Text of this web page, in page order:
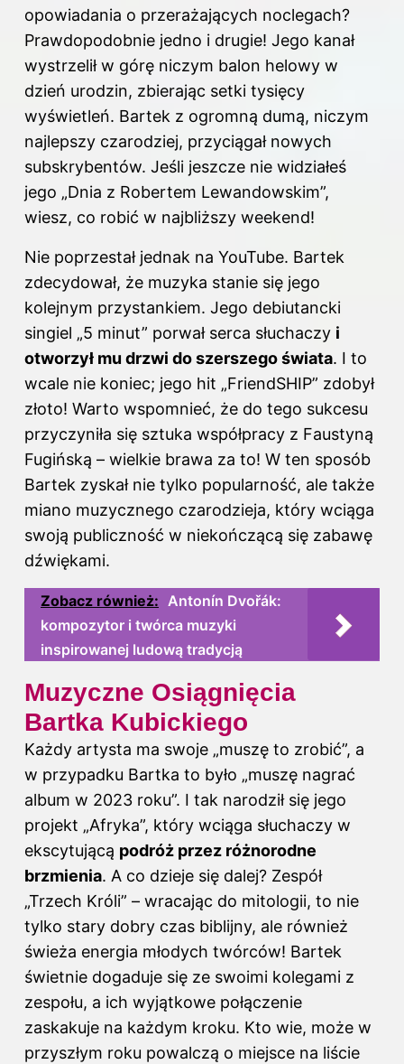
opowiadania o przerażających noclegach?
Prawdopodobnie jedno i drugie! Jego kanał
wystrzelił w górę niczym balon helowy w
dzień urodzin, zbierając setki tysięcy
wyświetleń. Bartek z ogromną dumą, niczym
najlepszy czarodziej, przyciągał nowych
subskrybentów. Jeśli jeszcze nie widziałeś
jego „Dnia z Robertem Lewandowskim”,
wiesz, co robić w najbliższy weekend!
Nie poprzestał jednak na YouTube. Bartek
zdecydował, że muzyka stanie się jego
kolejnym przystankiem. Jego debiutancki
singiel „5 minut” porwał serca słuchaczy i
otworzył mu drzwi do szerszego świata. I to
wcale nie koniec; jego hit „FriendSHIP” zdobył
złoto! Warto wspomnieć, że do tego sukcesu
przyczyniła się sztuka współpracy z Faustyną
Fugińską – wielkie brawa za to! W ten sposób
Bartek zyskał nie tylko popularność, ale także
miano muzycznego czarodzieja, który wciąga
swoją publiczność w niekończącą się zabawę
dźwiękami.
Zobacz również: Antonín Dvořák:
kompozytor i twórca muzyki
inspirowanej ludową tradycją
Muzyczne Osiągnięcia
Bartka Kubickiego
Każdy artysta ma swoje „muszę to zrobić”, a
w przypadku Bartka to było „muszę nagrać
album w 2023 roku”. I tak narodził się jego
projekt „Afryka”, który wciąga słuchaczy w
ekscytującą podróż przez różnorodne
brzmienia. A co dzieje się dalej? Zespół
„Trzech Króli” – wracając do mitologii, to nie
tylko stary dobry czas biblijny, ale również
świeża energia młodych twórców! Bartek
świetnie dogaduje się ze swoimi kolegami z
zespołu, a ich wyjątkowe połączenie
zaskakuje na każdym kroku. Kto wie, może w
przyszłym roku powalczą o miejsce na liście